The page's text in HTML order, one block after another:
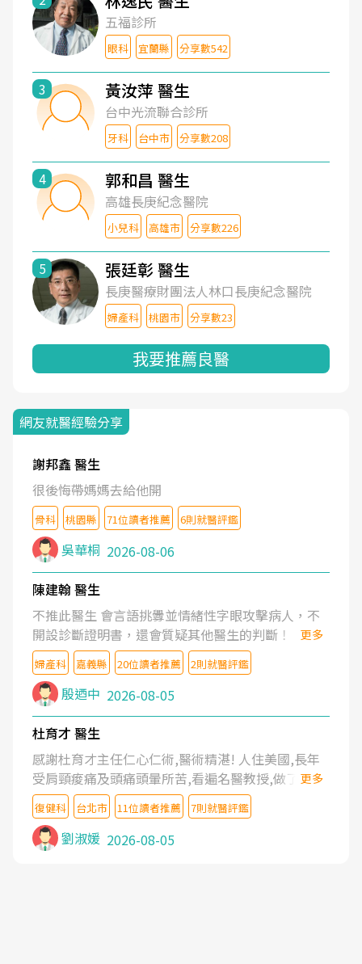
五福診所
眼科 宜蘭縣 分享數542
3 黃汝萍 醫生
台中光流聯合診所
牙科 台中市 分享數208
4 郭和昌 醫生
高雄長庚紀念醫院
小兒科 高雄市 分享數226
5 張廷彰 醫生
長庚醫療財團法人林口長庚紀念醫院
婦產科 桃園市 分享數23
我要推薦良醫
網友就醫經驗分享
謝邦鑫 醫生
很後悔帶媽媽去給他開
骨科 桃園縣 71位讀者推薦 6則就醫評鑑
吳華桐 2026-08-06
陳建翰 醫生
不推此醫生 會言語挑釁並情緒性字眼攻擊病人，不
開設診斷證明書，還會質疑其他醫生的判斷！
更多
婦產科 嘉義縣 20位讀者推薦 2則就醫評鑑
殷迺中 2026-08-05
杜育才 醫生
感謝杜育才主任仁心仁術,醫術精湛! 人住美國,長年
受肩頸痠痛及頭痛頭暈所苦,看遍名醫教授,做了各種
檢查,也嘗試過西醫打針,中醫針灸及物理徒手治療都
沒有用,後來連吃到嗎啡類止痛藥都效果有限,只是壓
症狀,沒多久就痛起來,多年失眠嚴重影響生活品質.
台灣親友介紹忠孝醫院杜育才主任是頸頭症候群專
更多
復健科 台北市 11位讀者推薦 7則就醫評鑑
劉淑媛 2026-08-05